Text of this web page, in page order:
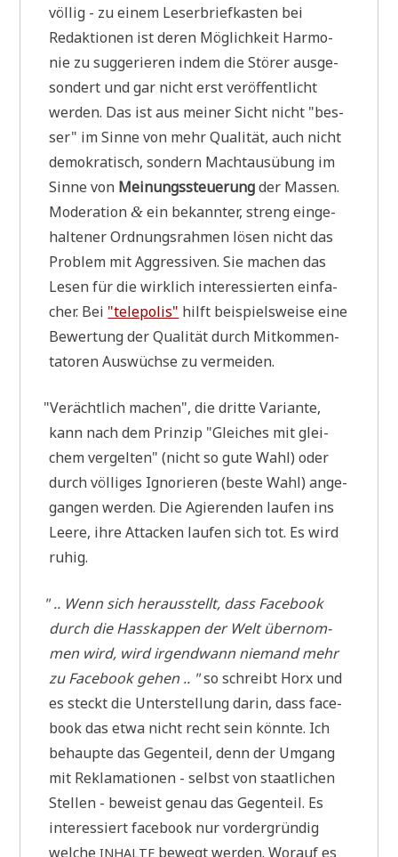
völ­lig - zu einem Leser­brief­ka­sten bei
Redak­tio­nen ist deren Mög­lich­keit Har­mo­
nie zu sug­ge­rie­ren indem die Stö­rer aus­ge­
son­dert und gar nicht erst ver­öf­fent­licht
wer­den. Das ist aus mei­ner Sicht nicht "bes­
ser" im Sin­ne von mehr Qua­li­tät, auch nicht
demo­kra­tisch, son­dern Macht­aus­übung im
Sin­ne von Mei­nungs­steue­rungder Mas­sen.
Mode­ra­ti­on& ein bekann­ter, streng ein­ge­
hal­te­ner Ord­nungs­rah­men lösen nicht das
Pro­blem mit Aggres­si­ven. Sie machen das
Lesen für die wirk­lich inter­es­sier­ten ein­fa­
cher. Bei "tele­po­lis" hilft bei­spiels­wei­se eine
Bewer­tung der Qua­li­tät durch Mit­kom­men­
ta­to­ren Aus­wüch­se zu vermeiden.
"Ver­ächt­lich machen", die drit­te Vari­an­te,
kann nach dem Prin­zip "Glei­ches mit glei­
chem ver­gel­ten" (nicht so gute Wahl) oder
durch völ­li­ges Igno­rie­ren (beste Wahl) ange­
gan­gen wer­den. Die Agie­ren­den lau­fen ins
Lee­re, ihre Attacken lau­fen sich tot. Es wird
ruhig.
".. Wenn sich her­aus­stellt, dass Face­book
durch die Hass­kap­pen der Welt über­nom­
men wird, wird irgend­wann nie­mand mehr
zu Face­book gehen .. "so schreibt Horx und
es steckt die Unter­stel­lung dar­in, dass face­
book das etwa nicht recht sein könn­te. Ich
behaup­te das Gegen­teil, denn der Umgang
mit Rekla­ma­tio­nen - selbst von staat­li­chen
Stel­len - beweist genau das Gegen­teil. Es
inter­es­siert face­book nur vor­der­grün­dig
wel­cheINHALTE bewegt wer­den. Wor­auf es